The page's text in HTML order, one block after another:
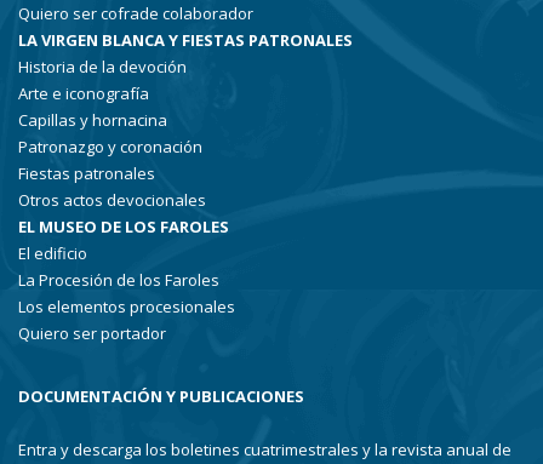
Quiero ser cofrade colaborador
LA VIRGEN BLANCA Y FIESTAS PATRONALES
Historia de la devoción
Arte e iconografía
Capillas y hornacina
Patronazgo y coronación
Fiestas patronales
Otros actos devocionales
EL MUSEO DE LOS FAROLES
El edificio
La Procesión de los Faroles
Los elementos procesionales
Quiero ser portador
DOCUMENTACIÓN Y PUBLICACIONES
Entra y descarga los boletines cuatrimestrales y la revista anual de